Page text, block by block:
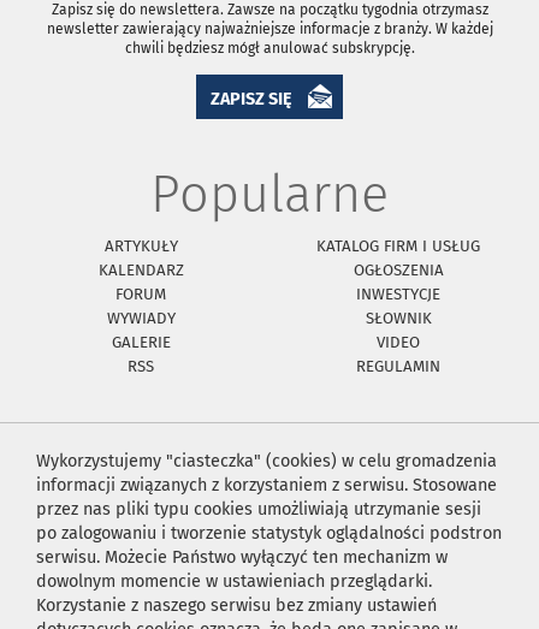
Zapisz się do newslettera. Zawsze na początku tygodnia otrzymasz
newsletter zawierający najważniejsze informacje z branży. W każdej
chwili będziesz mógł anulować subskrypcję.
ZAPISZ SIĘ
Popularne
ARTYKUŁY
KATALOG FIRM I USŁUG
KALENDARZ
OGŁOSZENIA
FORUM
INWESTYCJE
WYWIADY
SŁOWNIK
GALERIE
VIDEO
RSS
REGULAMIN
Wykorzystujemy "ciasteczka" (cookies) w celu gromadzenia
informacji związanych z korzystaniem z serwisu. Stosowane
przez nas pliki typu cookies umożliwiają utrzymanie sesji
po zalogowaniu i tworzenie statystyk oglądalności podstron
serwisu. Możecie Państwo wyłączyć ten mechanizm w
dowolnym momencie w ustawieniach przeglądarki.
Korzystanie z naszego serwisu bez zmiany ustawień